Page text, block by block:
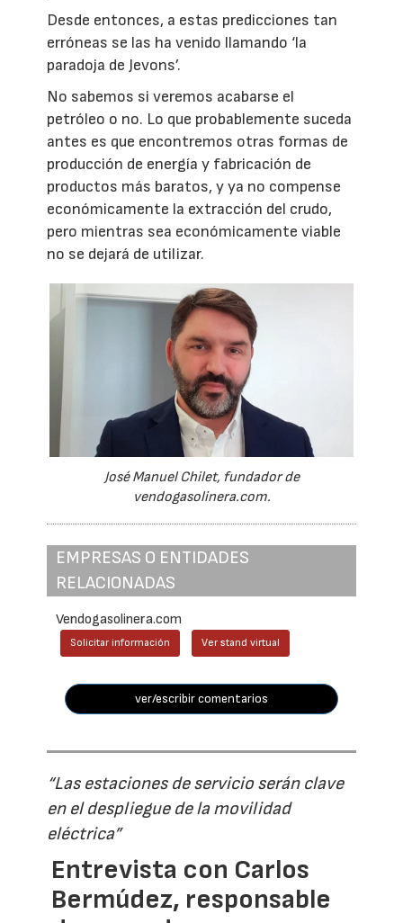
Desde entonces, a estas predicciones tan
erróneas se las ha venido llamando ‘la
paradoja de Jevons’.
No sabemos si veremos acabarse el
petróleo o no. Lo que probablemente suceda
antes es que encontremos otras formas de
producción de energía y fabricación de
productos más baratos, y ya no compense
económicamente la extracción del crudo,
pero mientras sea económicamente viable
no se dejará de utilizar.
José Manuel Chilet, fundador de
vendogasolinera.com.
EMPRESAS O ENTIDADES
RELACIONADAS
Vendogasolinera.com
Solicitar información Ver stand virtual
ver/escribir comentarios
“Las estaciones de servicio serán clave
en el despliegue de la movilidad
eléctrica”
Entrevista con Carlos
Bermúdez, responsable